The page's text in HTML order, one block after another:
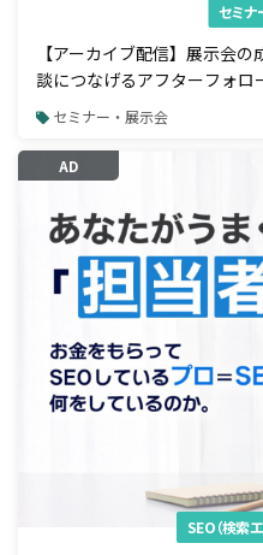
セミナ
【アーカイブ配信】展示会
談につなげるアフターフォロ
セミナー・展示会
AD
SEO（検索